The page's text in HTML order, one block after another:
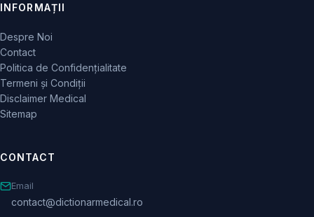
INFORMAȚII
Despre Noi
Contact
Politica de Confidențialitate
Termeni și Condiții
Disclaimer Medical
Sitemap
CONTACT
Email
contact@dictionarmedical.ro